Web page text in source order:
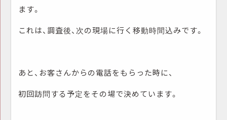
ます。
これは、調査後、次の現場に行く移動時間込みです。
あと、お客さんからの電話をもらった時に、
初回訪問する予定をその場で決めています。